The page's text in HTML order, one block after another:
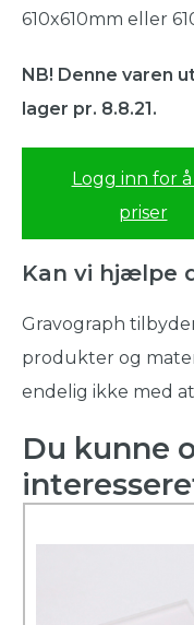
610x610mm eller
NB! Denne varen
lager pr. 8.8.21.
Logg inn for å
priser
Kan vi hjælpe
Gravograph
produkter og
endelig ikke med
Du kunne